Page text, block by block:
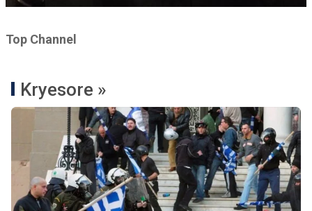
Top Channel
Kryesore »